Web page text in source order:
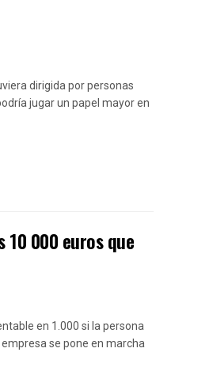
dirigida por personas
jugar un papel mayor en
000 euros que
en 1.000 si la persona
se pone en marcha